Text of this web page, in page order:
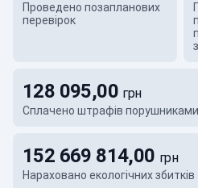
Проведено позапланових
перевірок
Сплачено штрафів порушниками
128 095,00 грн
Нараховано екологічних збитків
152 669 814,00 грн